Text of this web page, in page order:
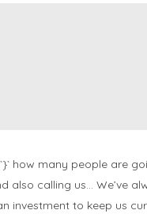
how many people are
also calling us… We’ve
investment to keep us